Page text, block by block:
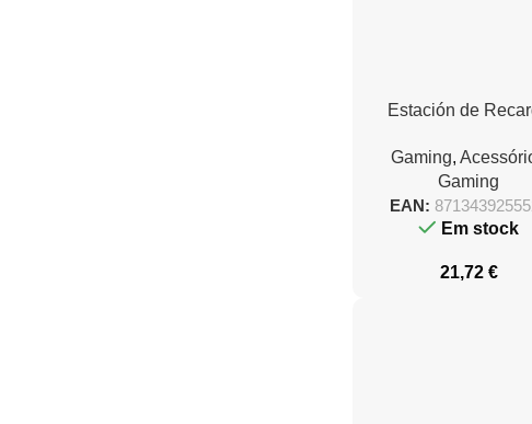
Estación de
255 para PS5
Gaming,
Gaming
EAN:
Em stock
21,72 €